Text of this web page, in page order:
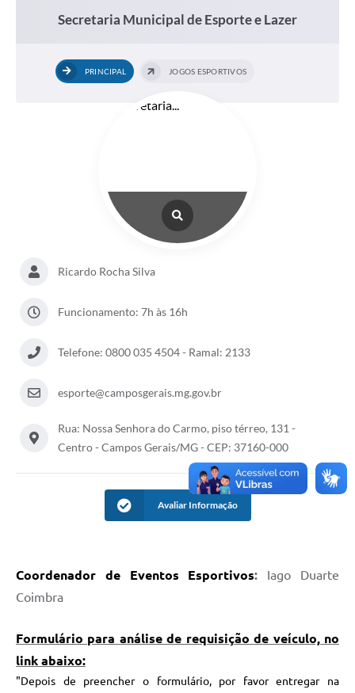
Secretaria Municipal de Esporte e Lazer
PRINCIPAL JOGOS ESPORTIVOS
Ricardo Rocha Silva
Funcionamento: 7h às 16h
Telefone: 0800 035 4504 - Ramal: 2133
esporte@camposgerais.mg.gov.br
Rua: Nossa Senhora do Carmo, piso térreo, 131 -
Centro - Campos Gerais/MG - CEP: 37160-000
Avaliar Informação
Coordenador de Eventos Esportivos: Iago Duarte
Coimbra
Formulário para análise de requisição de veículo, no
link abaixo:
"Depois de preencher o formulário, por favor entregar na